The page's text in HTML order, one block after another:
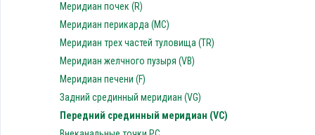
Меридиан почек (R)
Меридиан перикарда (MC)
Меридиан трех частей туловища (TR)
Меридиан желчного пузыря (VB)
Меридиан печени (F)
Задний срединный меридиан (VG)
Передний срединный меридиан (VC)